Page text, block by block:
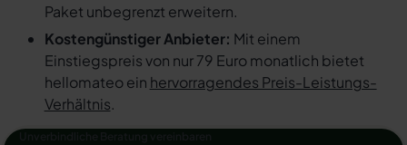
Paket unbegrenzt erweitern.
Kostengünstiger Anbieter: Mit einem
Einstiegspreis von nur 79 Euro monatlich bietet
hellomateo ein hervorragendes Preis-Leistungs-
Verhältnis.